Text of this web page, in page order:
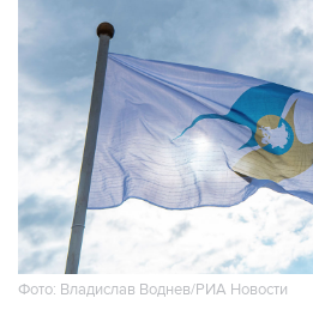
Фото: Владислав Воднев/РИА Новости